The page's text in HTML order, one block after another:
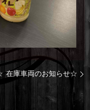
在庫車両のお知らせ☆